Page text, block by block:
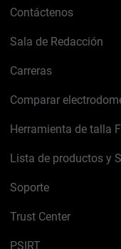
Contáctenos
Sala de Redacción
Carreras
Comparar
Herramienta de talla
Lista de productos y
Soporte
Trust Center
PSIRT